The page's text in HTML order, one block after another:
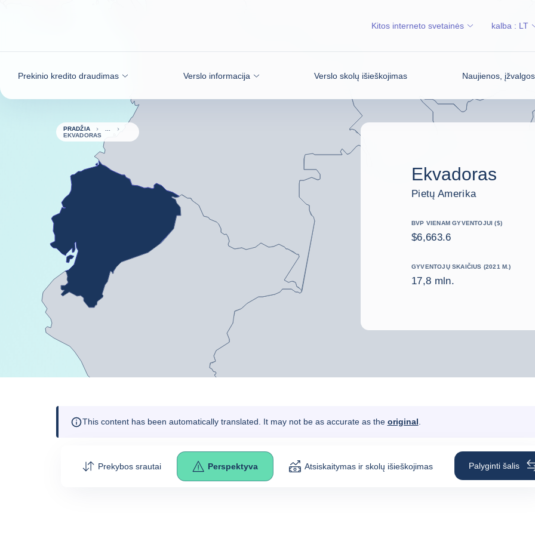
Prekinio kredito draudimas Verslo informacija Verslo skolų išieškojimas Naujienos,
Kitos interneto svetainės kalba : LT
PRADŽIA
EKVADORAS
Ekvadoras
Pietų Amerika
BVP VIENAM GYVENTOJUI ($)
$6,663.6
GYVENTOJŲ SKAIČIUS (2021 M.)
17,8 mln.
This content has been automatically translated. It may not be as accurate as the original
Prekybos srautai Perspektyva Atsiskaitymas ir skolų išieškojimas Palyginti šalis